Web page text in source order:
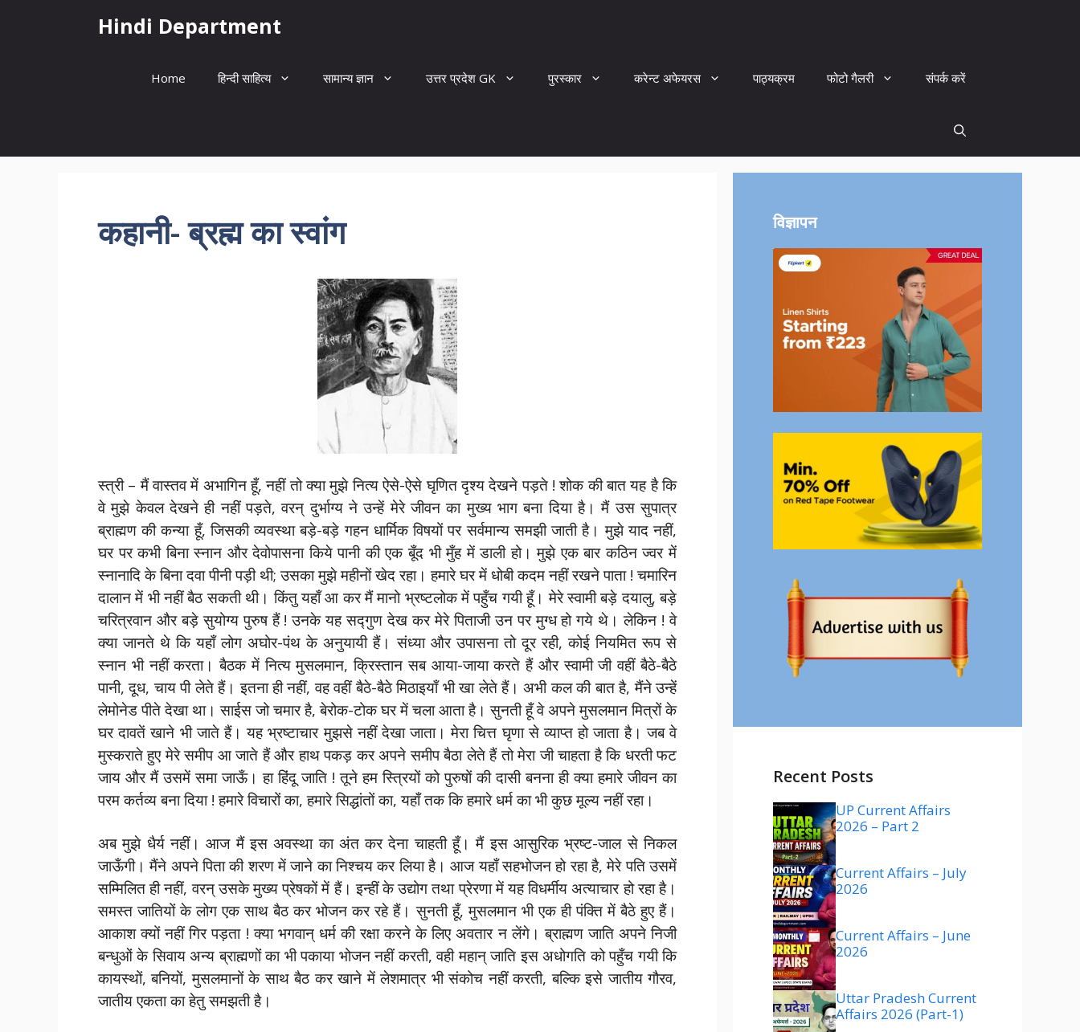
Hindi Department
Home हिन्दी साहित्य सामान्य ज्ञान उत्तर प्रदेश GK पुरस्कार करेन्ट अफेयरस पाठ्यक्रम फोटो गैलरी संपर्क करें
कहानी- ब्रह्म का स्वांग
स्त्री – मैं वास्तव में अभागिन हूँ, नहीं तो क्या मुझे नित्य ऐसे-ऐसे घृणित दृश्य देखने पड़ते ! शोक की बात यह है कि
वे मुझे केवल देखने ही नहीं पड़ते, वरन् दुर्भाग्य ने उन्हें मेरे जीवन का मुख्य भाग बना दिया है। मैं उस सुपात्र
ब्राह्मण की कन्या हूँ, जिसकी व्यवस्था बड़े-बड़े गहन धार्मिक विषयों पर सर्वमान्य समझी जाती है। मुझे याद नहीं,
घर पर कभी बिना स्नान और देवोपासना किये पानी की एक बूँद भी मुँह में डाली हो। मुझे एक बार कठिन ज्वर में
स्नानादि के बिना दवा पीनी पड़ी थी; उसका मुझे महीनों खेद रहा। हमारे घर में धोबी कदम नहीं रखने पाता ! चमारिन
दालान में भी नहीं बैठ सकती थी। किंतु यहाँ आ कर मैं मानो भ्रष्टलोक में पहुँच गयी हूँ। मेरे स्वामी बड़े दयालु, बड़े
चरित्रवान और बड़े सुयोग्य पुरुष हैं ! उनके यह सद्गुण देख कर मेरे पिताजी उन पर मुग्ध हो गये थे। लेकिन ! वे
क्या जानते थे कि यहाँ लोग अघोर-पंथ के अनुयायी हैं। संध्या और उपासना तो दूर रही, कोई नियमित रूप से
स्नान भी नहीं करता। बैठक में नित्य मुसलमान, क्रिस्तान सब आया-जाया करते हैं और स्वामी जी वहीं बैठे-बैठे
पानी, दूध, चाय पी लेते हैं। इतना ही नहीं, वह वहीं बैठे-बैठे मिठाइयाँ भी खा लेते हैं। अभी कल की बात है, मैंने उन्हें
लेमोनेड पीते देखा था। साईस जो चमार है, बेरोक-टोक घर में चला आता है। सुनती हूँ वे अपने मुसलमान मित्रों के
घर दावतें खाने भी जाते हैं। यह भ्रष्टाचार मुझसे नहीं देखा जाता। मेरा चित्त घृणा से व्याप्त हो जाता है। जब वे
मुस्कराते हुए मेरे समीप आ जाते हैं और हाथ पकड़ कर अपने समीप बैठा लेते हैं तो मेरा जी चाहता है कि धरती फट
जाय और मैं उसमें समा जाऊँ। हा हिंदू जाति ! तूने हम स्त्रियों को पुरुषों की दासी बनना ही क्या हमारे जीवन का
परम कर्तव्य बना दिया ! हमारे विचारों का, हमारे सिद्धांतों का, यहाँ तक कि हमारे धर्म का भी कुछ मूल्य नहीं रहा।
अब मुझे धैर्य नहीं। आज मैं इस अवस्था का अंत कर देना चाहती हूँ। मैं इस आसुरिक भ्रष्ट-जाल से निकल
जाऊँगी। मैंने अपने पिता की शरण में जाने का निश्चय कर लिया है। आज यहाँ सहभोजन हो रहा है, मेरे पति उसमें
सम्मिलित ही नहीं, वरन् उसके मुख्य प्रेषकों में हैं। इन्हीं के उद्योग तथा प्रेरणा में यह विधर्मीय अत्याचार हो रहा है।
समस्त जातियों के लोग एक साथ बैठ कर भोजन कर रहे हैं। सुनती हूँ, मुसलमान भी एक ही पंक्ति में बैठे हुए हैं।
आकाश क्यों नहीं गिर पड़ता ! क्या भगवान् धर्म की रक्षा करने के लिए अवतार न लेंगे। ब्राह्मण जाति अपने निजी
बन्धुओं के सिवाय अन्य ब्राह्मणों का भी पकाया भोजन नहीं करती, वही महान् जाति इस अधोगति को पहुँच गयी कि
कायस्थों, बनियों, मुसलमानों के साथ बैठ कर खाने में लेशमात्र भी संकोच नहीं करती, बल्कि इसे जातीय गौरव,
जातीय एकता का हेतु समझती है।
विज्ञापन
Recent Posts
UP Current Affairs
2026 – Part 2
Current Affairs – July
2026
Current Affairs – June
2026
Uttar Pradesh Current
Affairs 2026 (Part-1)